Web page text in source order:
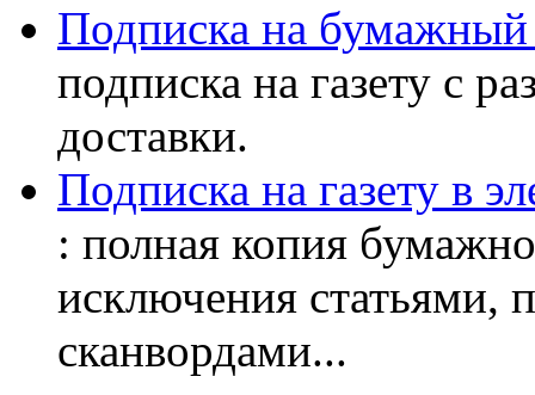
Подписка на бумажный
подписка на газету с
доставки.
Подписка на газету в
: полная копия
исключения статьями,
сканвордами...